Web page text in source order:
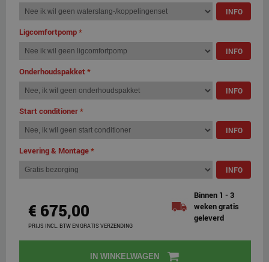
INFO
Ligcomfortpomp*
INFO
Onderhoudspakket *
INFO
Start conditioner*
INFO
Levering & Montage*
INFO
€ 675,00
PRIJS INCL. BTW EN GRATIS VERZENDING
Binnen 1 - 3
weken gratis
geleverd
IN WINKELWAGEN